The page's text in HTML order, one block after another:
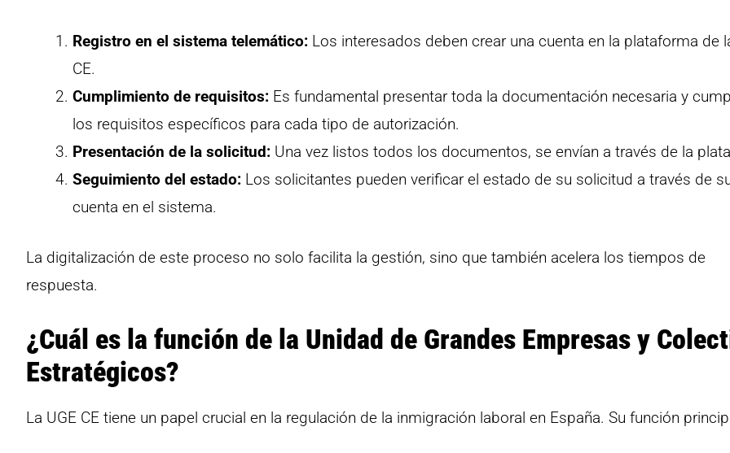
Registro en el sistema telemático: Los interesados deben crear una cuenta en la plataforma de
CE.
Cumplimiento de requisitos: Es fundamental presentar toda la documentación necesaria y
los requisitos específicos para cada tipo de autorización.
Presentación de la solicitud: Una vez listos todos los documentos, se envían a través de la
Seguimiento del estado: Los solicitantes pueden verificar el estado de su solicitud a través de
cuenta en el sistema.
La digitalización de este proceso no solo facilita la gestión, sino que también acelera los tiempos de
respuesta.
¿Cuál es la función de la Unidad de Grandes Empresas y
Estratégicos?
La UGE CE tiene un papel crucial en la regulación de la inmigración laboral en España. Su función